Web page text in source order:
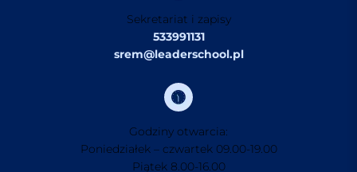
Sekretariat i zapisy
533991131
srem@leaderschool.pl
Godziny otwarcia:
Poniedziałek – czwartek 09.00-19.00
Piątek 8.00-16.00